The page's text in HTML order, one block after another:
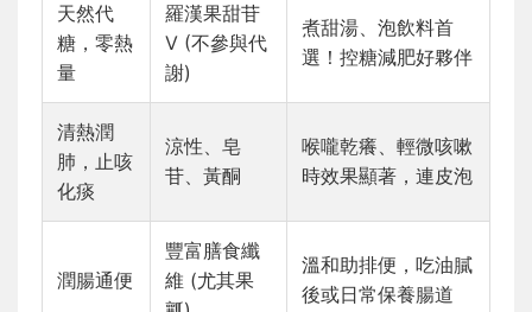
天然代
糖，零熱
量
羅漢果甜苷
V (不參與代
謝)
煮甜湯、泡飲料首
選！控糖減肥好夥伴
清熱潤
肺，止咳
化痰
涼性、皂
苷、黃酮
喉嚨乾癢、輕微咳嗽
時效果顯著，連皮泡
潤腸通便
豐富膳食纖
維 (尤其果
溫和助排便，吃油膩
後或日常保養腸道